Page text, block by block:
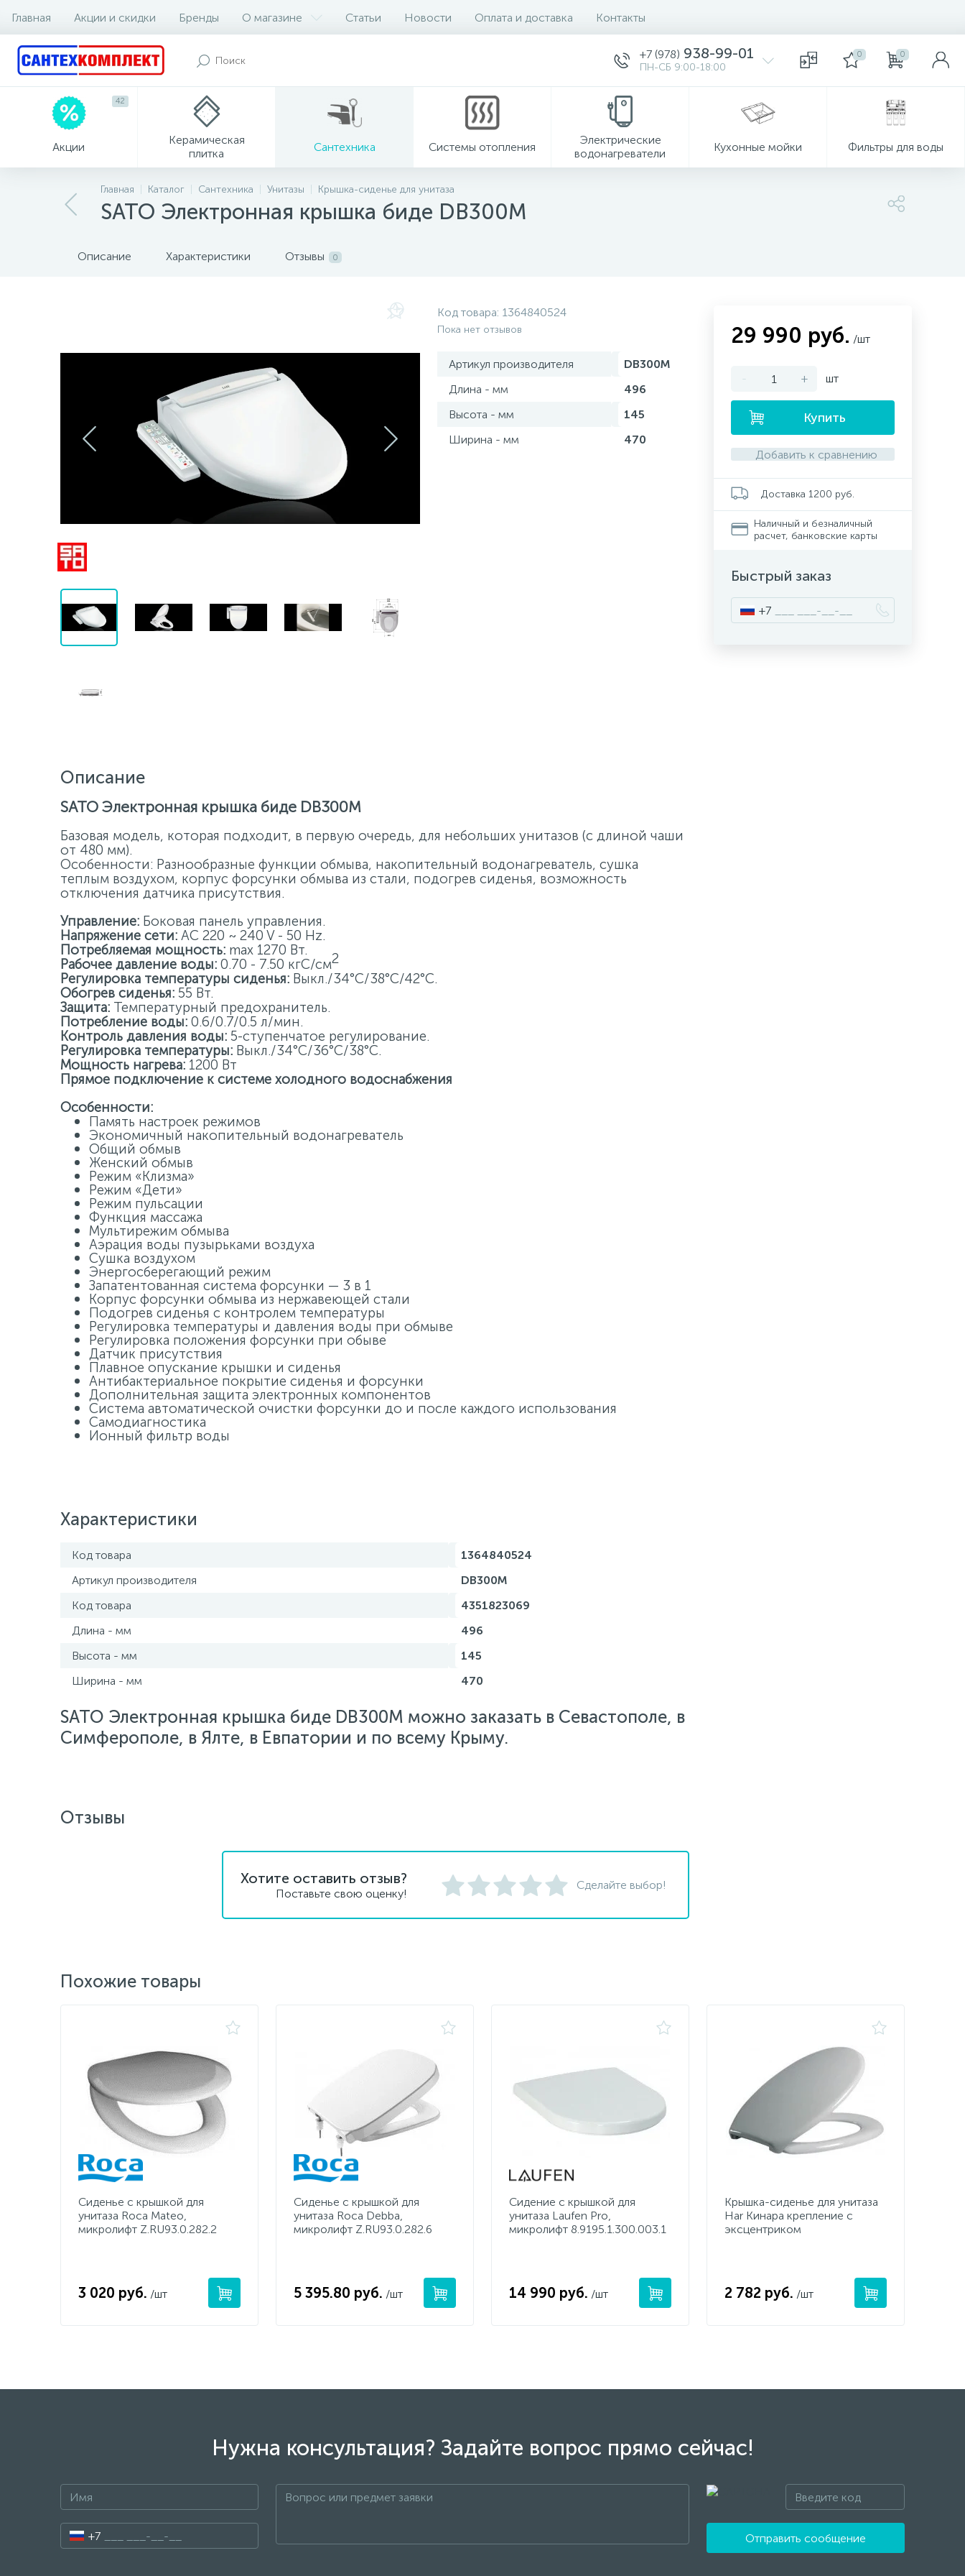
Главная Акции и скидки Бренды О магазине Статьи Новости Оплата и доставка Контакты
+7 (978) 938-99-01
ПН-СБ 9:00-18:00
0 0
Акции
42
Керамическая
плитка
Сантехника Системы отопления
Электрические
водонагреватели
Кухонные мойки Фильтры для воды
Главная Каталог Сантехника Унитазы Крышка-сиденье для унитаза
SATO Электронная крышка биде DB300M
Описание Характеристики Отзывы 0
Код товара: 1364840524
Пока нет отзывов
Артикул производителя
DB300M
Длина - мм
496
Высота - мм
145
Ширина - мм
470
Описание
SATO Электронная крышка биде DB300M
Базовая модель, которая подходит, в первую очередь, для небольших унитазов (с длиной чаши
от 480 мм).
Особенности: Разнообразные функции обмыва, накопительный водонагреватель, сушка
теплым воздухом, корпус форсунки обмыва из стали, подогрев сиденья, возможность
отключения датчика присутствия.
Управление: Боковая панель управления.
Напряжение сети: AC 220 ~ 240 V - 50 Hz.
Потребляемая мощность: max 1270 Вт.
Рабочее давление воды: 0.70 - 7.50 кгС/см2
Регулировка температуры сиденья: Выкл./34°C/38°C/42°C.
Обогрев сиденья: 55 Вт.
Защита: Температурный предохранитель.
Потребление воды: 0.6/0.7/0.5 л/мин.
Контроль давления воды: 5-ступенчатое регулирование.
Регулировка температуры: Выкл./34°C/36°C/38°C.
Мощность нагрева: 1200 Вт
Прямое подключение к системе холодного водоснабжения
Особенности:
Память настроек режимов
Экономичный накопительный водонагреватель
Общий обмыв
Женский обмыв
Режим «Клизма»
Режим «Дети»
Режим пульсации
Функция массажа
Мультирежим обмыва
Аэрация воды пузырьками воздуха
Сушка воздухом
Энергосберегающий режим
Запатентованная система форсунки — 3 в 1
Корпус форсунки обмыва из нержавеющей стали
Подогрев сиденья с контролем температуры
Регулировка температуры и давления воды при обмыве
Регулировка положения форсунки при обыве
Датчик присутствия
Плавное опускание крышки и сиденья
Антибактериальное покрытие сиденья и форсунки
Дополнительная защита электронных компонентов
Система автоматической очистки форсунки до и после каждого использования
Самодиагностика
Ионный фильтр воды
Характеристики
Код товара
1364840524
Артикул производителя
DB300M
Код товара
4351823069
Длина - мм
496
Высота - мм
145
Ширина - мм
470
SATO Электронная крышка биде DB300M можно заказать в Севастополе, в
Симферополе, в Ялте, в Евпатории и по всему Крыму.
29 990 руб. /шт
- + шт
Купить
Добавить к сравнению
Доставка 1200 руб.
Наличный и безналичный
расчет, банковские карты
Быстрый заказ
+7
Отзывы
Хотите оставить отзыв?
Поставьте свою оценку!
Сделайте выбор!
Похожие товары
Сиденье с крышкой для
унитаза Roca Mateo,
микролифт Z.RU93.0.282.2
3 020 руб. /шт
Сиденье с крышкой для
унитаза Roca Debba,
микролифт Z.RU93.0.282.6
5 395.80 руб. /шт
Сидение с крышкой для
унитаза Laufen Pro,
микролифт 8.9195.1.300.003.1
14 990 руб. /шт
Крышка-сиденье для унитаза
Har Кинара крепление с
эксцентриком
2 782 руб. /шт
Нужна консультация? Задайте вопрос прямо сейчас!
+7 Отправить сообщение